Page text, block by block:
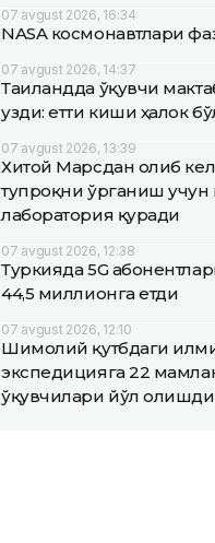
07 avgust 2026, 16:34
NASA космонавтлари
07 avgust 2026, 14:37
Таиландда ўқувчи
узди: етти киши ҳалок
07 avgust 2026, 13:39
Хитой Марсдан олиб
тупроқни ўрганиш учун
лаборатория қуради
07 avgust 2026, 12:38
Туркияда 5G
44,5 миллионга етди
07 avgust 2026, 12:10
Шимолий қутбдаги
экспедицияга 22
ўқувчилари йўл олишди